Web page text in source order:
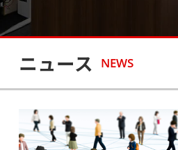
ニュース NEWS